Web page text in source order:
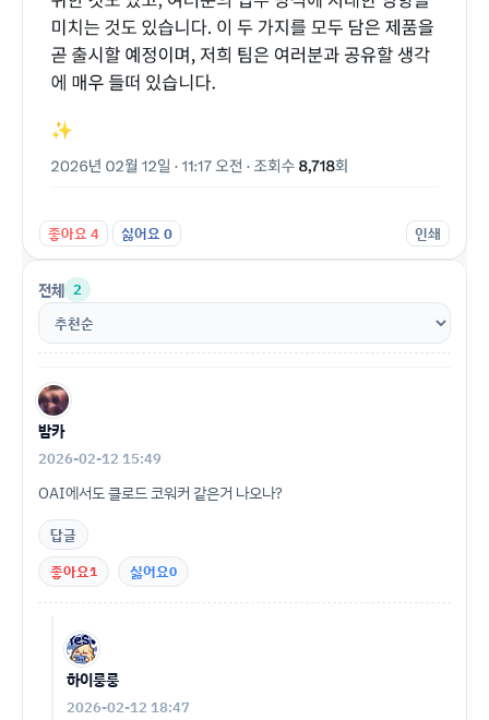
좋아요4 싫어요0 인쇄
전체 2
밤카
2026-02-12 15:49
OAI에서도 클로드 코워커 같은거 나오나?
답글
좋아요1 싫어요0
하이룽룽
2026-02-12 18:47